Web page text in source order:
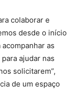
colaborar e
desde o início
as
ajudar nas
solicitarem”,
de um espaço